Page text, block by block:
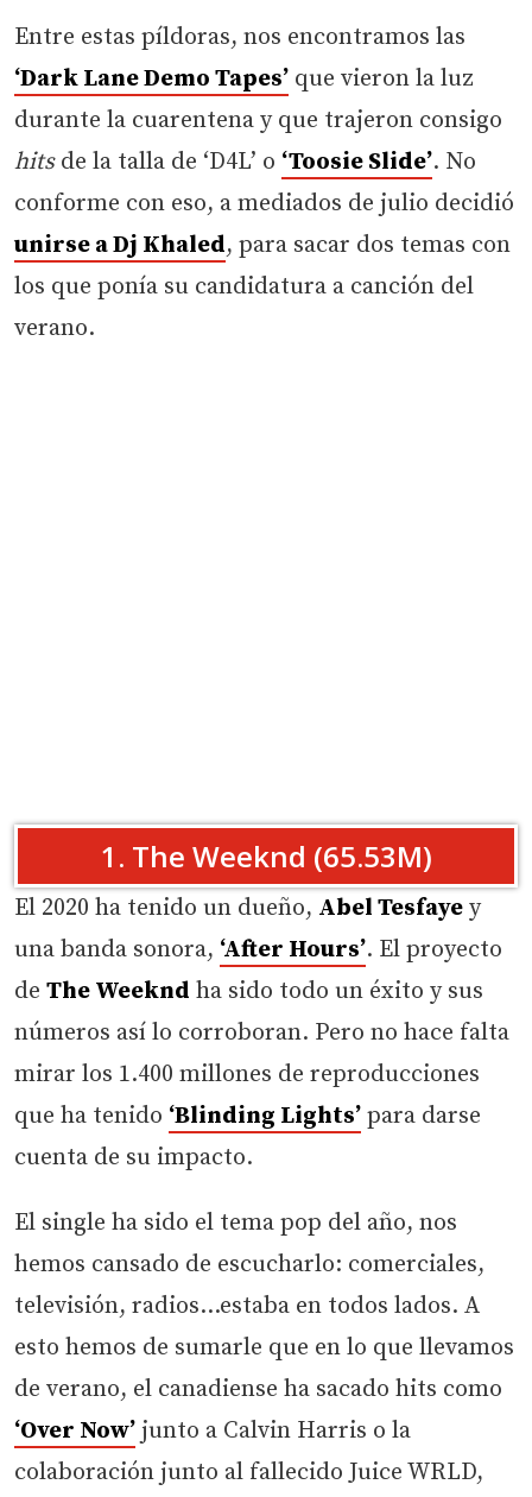
Entre estas píldoras, nos encontramos las
‘Dark Lane Demo Tapes’ que vieron la luz
durante la cuarentena y que trajeron consigo
hitsde la talla de ‘D4L’ o ‘Toosie Slide’. No
conforme con eso, a mediados de julio decidió
unirse a Dj Khaled, para sacar dos temas con
los que ponía su candidatura a canción del
verano.
1. The Weeknd (65.53M)
El 2020 ha tenido un dueño, Abel Tesfaye y
una banda sonora, ‘After Hours’. El proyecto
de The Weeknd ha sido todo un éxito y sus
números así lo corroboran. Pero no hace falta
mirar los 1.400 millones de reproducciones
que ha tenido ‘Blinding Lights’ para darse
cuenta de su impacto.
El single ha sido el tema pop del año, nos
hemos cansado de escucharlo: comerciales,
televisión, radios…estaba en todos lados. A
esto hemos de sumarle que en lo que llevamos
de verano, el canadiense ha sacado hits como
‘Over Now’ junto a Calvin Harris o la
colaboración junto al fallecido Juice WRLD,